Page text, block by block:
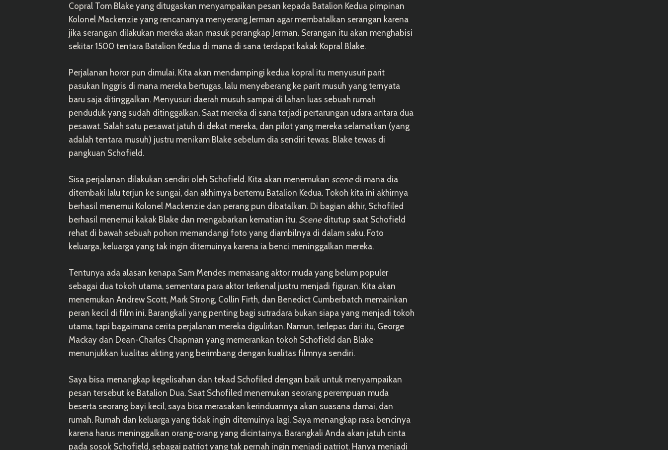
Copral Tom Blake yang ditugaskan menyampaikan pesan kepada Batalion Kedua pimpinan
Kolonel Mackenzie yang rencananya menyerang Jerman agar membatalkan serangan karena
jika serangan dilakukan mereka akan masuk perangkap Jerman. Serangan itu akan menghabisi
sekitar 1500 tentara Batalion Kedua di mana di sana terdapat kakak Kopral Blake.
Perjalanan horor pun dimulai. Kita akan mendampingi kedua kopral itu menyusuri parit
pasukan Inggris di mana mereka bertugas, lalu menyeberang ke parit musuh yang ternyata
baru saja ditinggalkan. Menyusuri daerah musuh sampai di lahan luas sebuah rumah
penduduk yang sudah ditinggalkan. Saat mereka di sana terjadi pertarungan udara antara dua
pesawat. Salah satu pesawat jatuh di dekat mereka, dan pilot yang mereka selamatkan (yang
adalah tentara musuh) justru menikam Blake sebelum dia sendiri tewas. Blake tewas di
pangkuan Schofield.
Sisa perjalanan dilakukan sendiri oleh Schofield. Kita akan menemukan scene di mana dia
ditembaki lalu terjun ke sungai, dan akhirnya bertemu Batalion Kedua. Tokoh kita ini akhirnya
berhasil menemui Kolonel Mackenzie dan perang pun dibatalkan. Di bagian akhir, Schofiled
berhasil menemui kakak Blake dan mengabarkan kematian itu. Sceneditutup saat Schofield
rehat di bawah sebuah pohon memandangi foto yang diambilnya di dalam saku. Foto
keluarga, keluarga yang tak ingin ditemuinya karena ia benci meninggalkan mereka.
Tentunya ada alasan kenapa Sam Mendes memasang aktor muda yang belum populer
sebagai dua tokoh utama, sementara para aktor terkenal justru menjadi figuran. Kita akan
menemukan Andrew Scott, Mark Strong, Collin Firth, dan Benedict Cumberbatch memainkan
peran kecil di film ini. Barangkali yang penting bagi sutradara bukan siapa yang menjadi tokoh
utama, tapi bagaimana cerita perjalanan mereka digulirkan. Namun, terlepas dari itu, George
Mackay dan Dean-Charles Chapman yang memerankan tokoh Schofield dan Blake
menunjukkan kualitas akting yang berimbang dengan kualitas filmnya sendiri.
Saya bisa menangkap kegelisahan dan tekad Schofiled dengan baik untuk menyampaikan
pesan tersebut ke Batalion Dua. Saat Schofiled menemukan seorang perempuan muda
beserta seorang bayi kecil, saya bisa merasakan kerinduannya akan suasana damai, dan
rumah. Rumah dan keluarga yang tidak ingin ditemuinya lagi. Saya menangkap rasa bencinya
karena harus meninggalkan orang-orang yang dicintainya. Barangkali Anda akan jatuh cinta
pada sosok Schofield, sebagai patriot yang tak pernah ingin menjadi patriot. Hanya menjadi